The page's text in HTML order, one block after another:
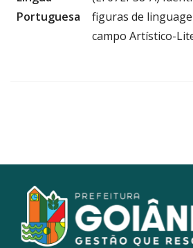
Portuguesa
figuras de
campo Artístico-